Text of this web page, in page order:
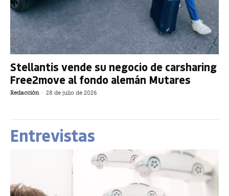
Stellantis vende su negocio de carsharing
Free2move al fondo alemán Mutares
Redacción - 28 de julio de 2026
Entrevistas